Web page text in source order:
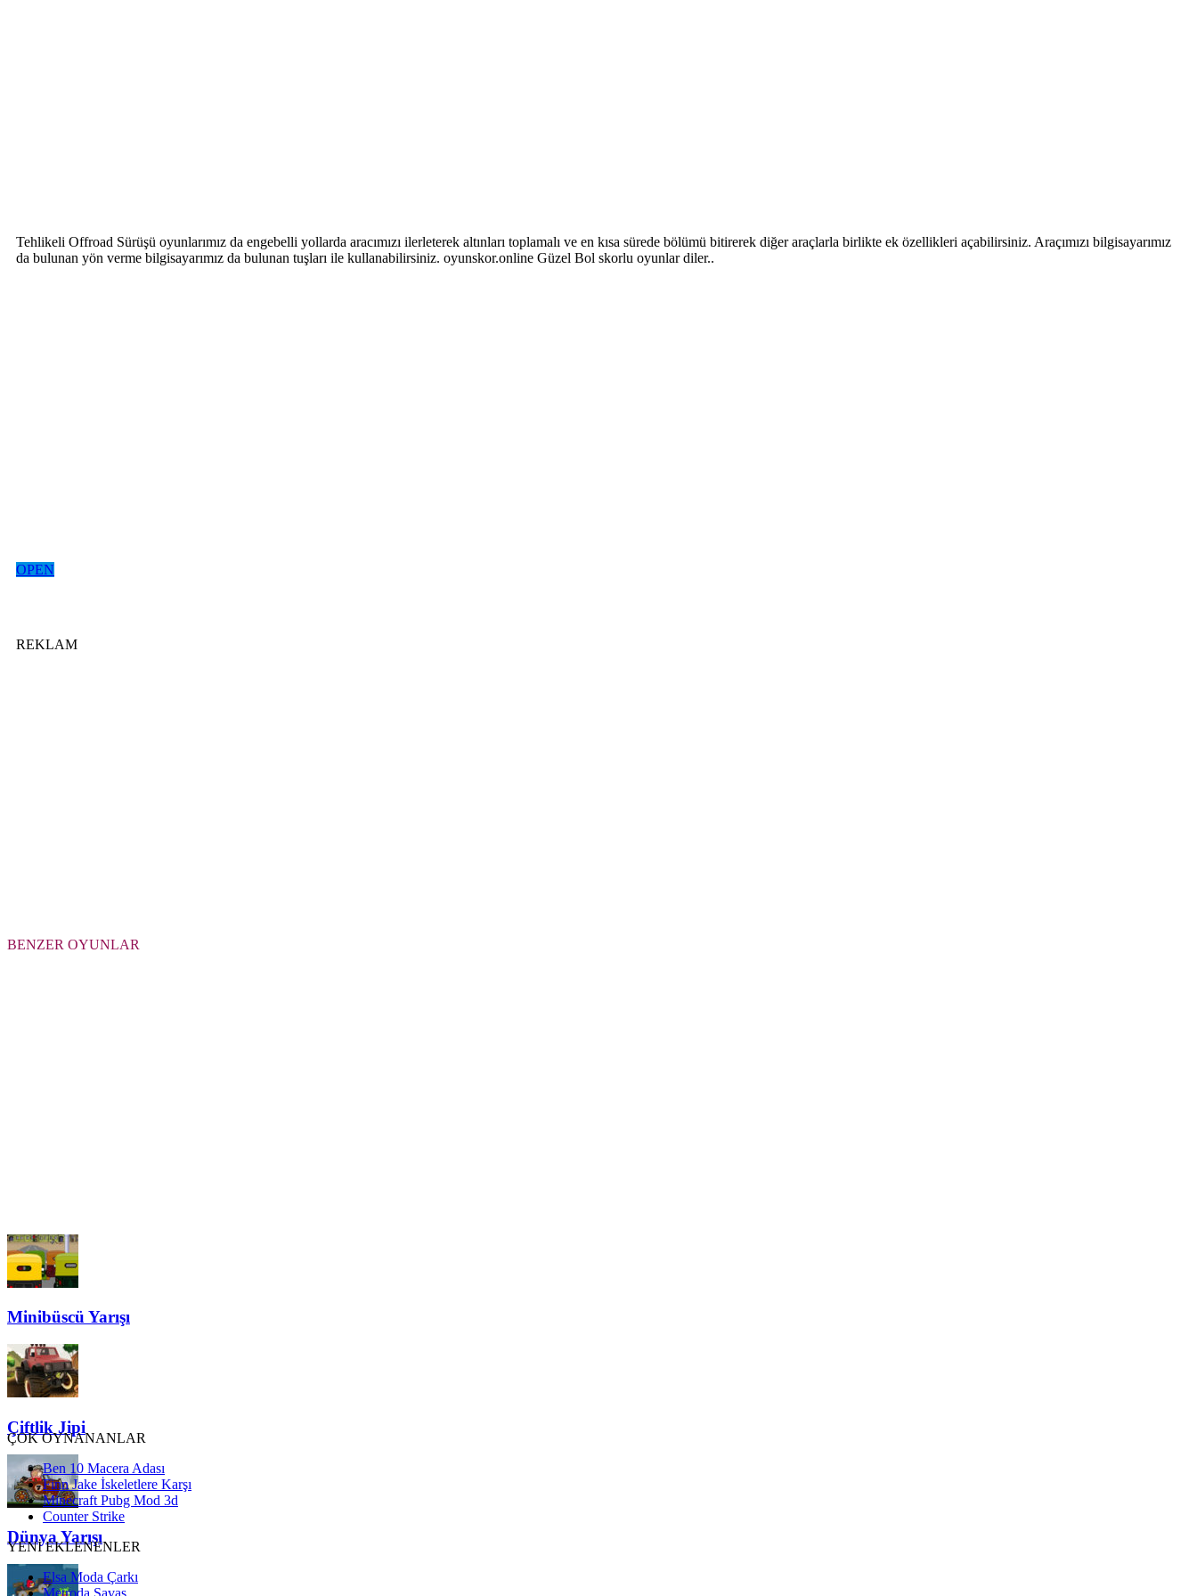
Tehlikeli Offroad Sürüşü oyunlarımız da engebelli yollarda aracımızı ilerleterek altınları toplamalı ve en kısa sürede bölümü bitirerek diğer araçlarla birlikte ek özellikleri açabilirsiniz. Araçımızı bilgisayarımız
da bulunan yön verme bilgisayarımız da bulunan tuşları ile kullanabilirsiniz. oyunskor.online Güzel Bol skorlu oyunlar diler..
OPEN
REKLAM
BENZER OYUNLAR
Minibüscü Yarışı
Çiftlik Jipi
Dünya Yarışı
ÇOK OYNANANLAR
Ben 10 Macera Adası
Finn Jake İskeletlere Karşı
Minecraft Pubg Mod 3d
Counter Strike
YENİ EKLENENLER
Elsa Moda Çarkı
Metroda Savaş